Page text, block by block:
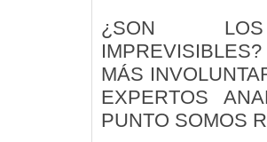
¿SON LOS
MÁS
EXPERTOS
PUNTO SOMOS